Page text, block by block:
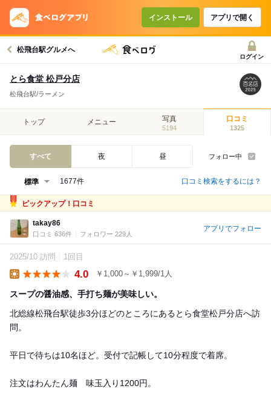
インストール アプリで開く
松飛台駅グルメへ
ログイン
とら食堂 松戸分店
松飛台駅/ラーメン
トップ メニュー 写真
5194
口コミ
1325
すべて 夜 昼 フォロー中
1677件 口コミ検索をするには？
ピックアップ！口コミ
takay86
口コミ 636件 フォロワー 229人
アプリでフォロー
2025/10 訪問 1回目
4.0 ￥1,000～￥1,999/1人
スープの醤油感、手打ち麺が美味しい。
北総線松飛台駅徒歩3分ほどのところにあるとら食堂松戸分店へ訪
問。
平日で待ちは10名ほど。受付で記帳して10分程度で着席。
注文はわんたん麺 味玉入り1200円。